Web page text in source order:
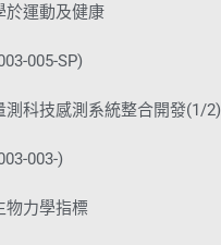
於運動及健康
005-SP)
測科技感測系統整合開發(1/2)
003-)
物力學指標